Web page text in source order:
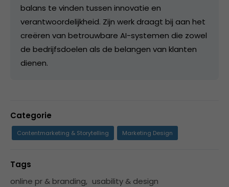
balans te vinden tussen innovatie en
verantwoordelijkheid. Zijn werk draagt bij aan het
creëren van betrouwbare AI-systemen die zowel
de bedrijfsdoelen als de belangen van klanten
dienen.
Categorie
Contentmarketing & Storytelling Marketing Design
Tags
online pr & branding, usability & design